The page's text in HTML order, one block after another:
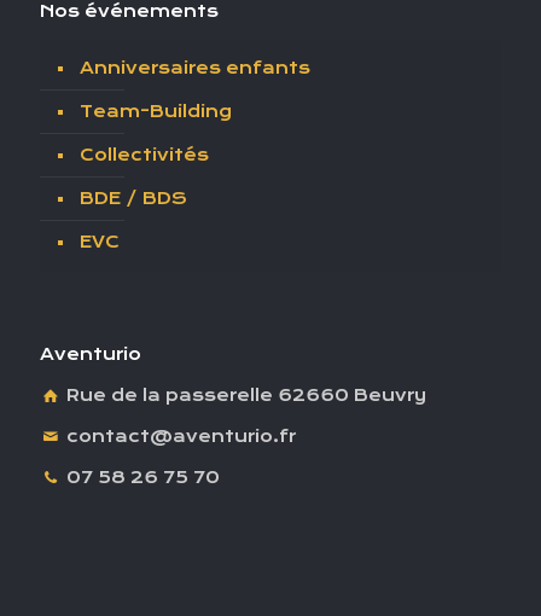
Nos événements
Anniversaires enfants
Team-Building
Collectivités
BDE / BDS
EVC
Aventurio
Rue de la passerelle 62660 Beuvry
contact@aventurio.fr
07 58 26 75 70